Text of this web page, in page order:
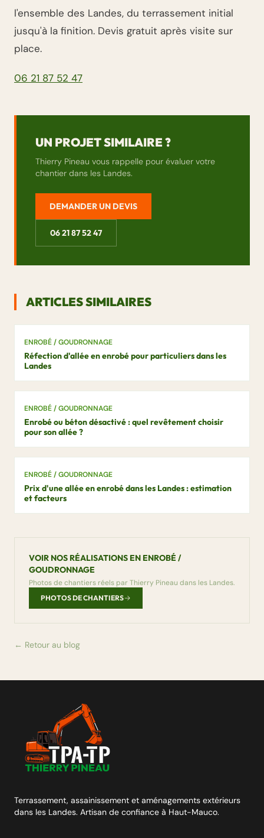
l'ensemble des Landes, du terrassement initial
jusqu'à la finition. Devis gratuit après visite sur
place.
06 21 87 52 47
UN PROJET SIMILAIRE ?
Thierry Pineau vous rappelle pour évaluer votre
chantier dans les Landes.
DEMANDER UN DEVIS
06 21 87 52 47
ARTICLES SIMILAIRES
ENROBÉ / GOUDRONNAGE
Réfection d'allée en enrobé pour particuliers dans les
Landes
ENROBÉ / GOUDRONNAGE
Enrobé ou béton désactivé : quel revêtement choisir
pour son allée ?
ENROBÉ / GOUDRONNAGE
Prix d'une allée en enrobé dans les Landes : estimation
et facteurs
VOIR NOS RÉALISATIONS EN ENROBÉ /
GOUDRONNAGE
Photos de chantiers réels par Thierry Pineau dans les Landes.
PHOTOS DE CHANTIERS
← Retour au blog
Terrassement, assainissement et aménagements extérieurs
dans les Landes. Artisan de confiance à Haut-Mauco.